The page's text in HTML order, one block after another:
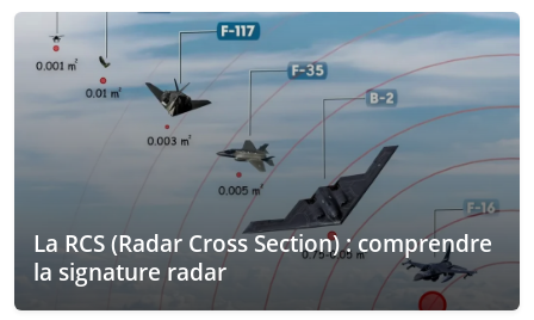
La RCS (Radar Cross Section) : comprendre
la signature radar